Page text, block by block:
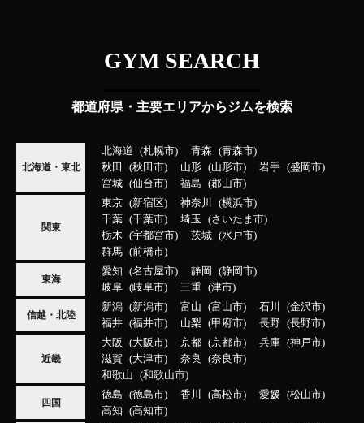
GYM SEARCH
都道府県・主要エリアからジムを検索
北海道・東北
北海道 札幌市 青森
青森市
秋田
秋田市 山形 山形市 岩手
盛岡市
宮城
仙台市 福島 郡山市
関東
東京 新宿区 神奈川
横浜市
千葉
千葉市 埼玉
さいたま市
栃木
宇都宮市 茨城
水戸市
群馬
前橋市
東海
愛知 名古屋市 静岡
静岡市
岐阜
岐阜市 三重 津市
信越・北陸
新潟 新潟市 富山 富山市 石川
金沢市
福井
福井市 山梨 甲府市 長野 長野市
近畿
大阪 大阪市 京都 京都市 兵庫
神戸市
滋賀
大津市 奈良
奈良市
和歌山
和歌山市
四国
徳島 徳島市 香川 高松市 愛媛
松山市
高知
高知市